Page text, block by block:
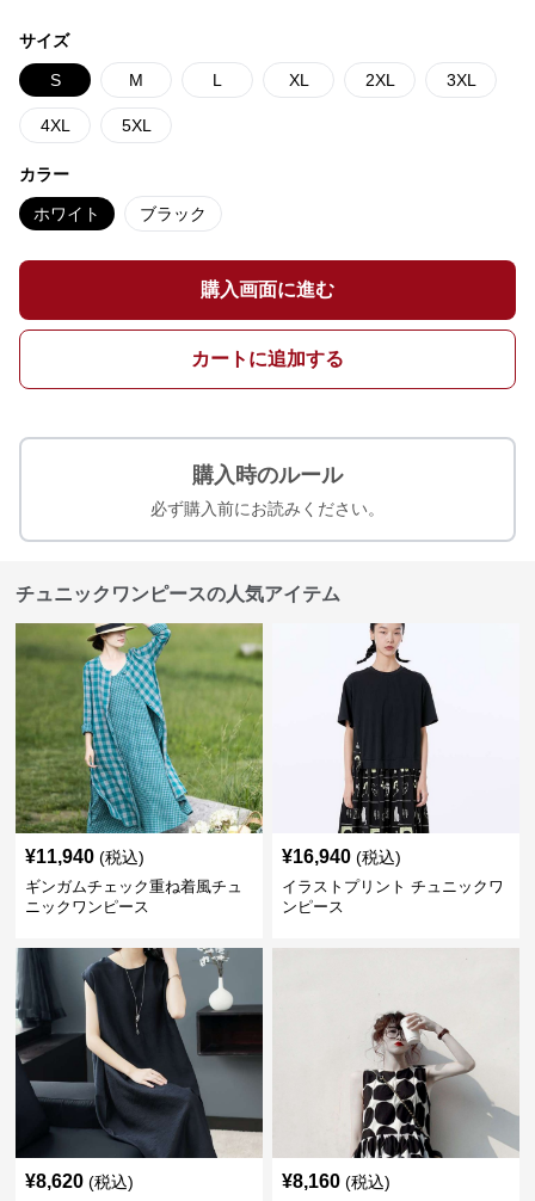
サイズ
S M L XL 2XL 3XL
4XL 5XL
カラー
ホワイト ブラック
購入画面に進む
カートに追加する
購入時のルール
必ず購入前にお読みください。
チュニックワンピースの人気アイテム
¥11,940 (税込)
ギンガムチェック重ね着風チュ
ニックワンピース
¥16,940 (税込)
イラストプリント チュニックワ
ンピース
¥8,620 (税込) ¥8,160 (税込)